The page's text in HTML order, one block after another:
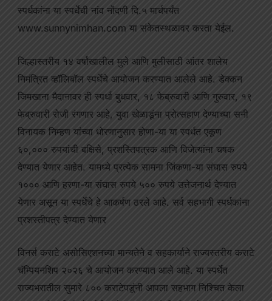
स्पर्धकांना या स्पर्धेची नांव नोंदणी दि.५ मार्चपर्यंत
www.sunnynimhan.com या संकेतस्थळावर करता येईल.
जिल्हास्तरीय १४ वर्षांखालील मुले आणि मुलीसाठी आंतर शालेय
निमंत्रित व्हॉलिबॉल स्पर्धेचे आयोजन करण्यात आलेले आहे. डेक्कन
जिमखाना मैदानावर ही स्पर्धा बुधवार, १८ फेब्रुवारी आणि गुरुवार, १९
फेब्रुवारी रोजी रंगणार आहे, युवा खेळाडूंना प्रोत्सहाण देण्याच्या सनी
विनायक निम्हण यांच्या धोरणानुसार होणा-या या स्पर्धत एकूण
६०,००० रुपयांची बक्षिसे, प्रशस्तिपत्रक आणि विजेत्यांना चषक
देण्यात येणार आहेत. यामध्ये प्रत्येक सामना जिंकणा-या संघास रुपये
१००० आणि हरणा-या संघास रुपये ५०० रुपये उत्तेजनार्थ देण्यात
येणार असून या स्पर्धेचे हे आकर्षण ठरले आहे. सर्व सहभागी स्पर्धकांना
प्रशस्तीपत्र देण्यात येणार
विनर्स कराटे असोसिएशनच्या मान्यतेने व सहकार्याने राज्यस्तरीय कराटे
चॅम्पियनशिप २०२६ चे आयोजन करण्यात आले आहे. या स्पर्धेत
राज्यभरातील सुमारे ८०० कराटेपडूंनी आपला सहभाग निश्चित केला